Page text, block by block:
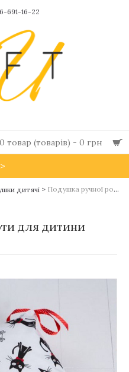
691-16-22
0 товар (товарів) - 0 грн
дитячі > Подушка ручної роботи для дитини Кішка
для дитини